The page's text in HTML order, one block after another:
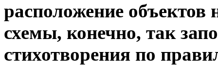
расположение объектов
схемы, конечно, так
стихотворения по